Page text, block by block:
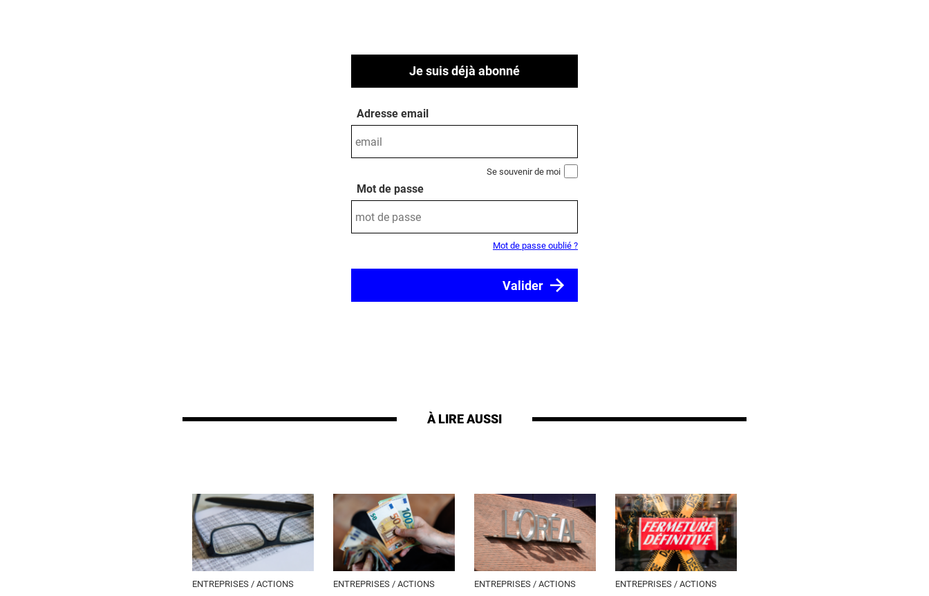
Je suis déjà abonné
Adresse email
Se souvenir de moi
Mot de passe
Mot de passe oublié ?
À LIRE AUSSI
ENTREPRISES / ACTIONS ENTREPRISES / ACTIONS ENTREPRISES / ACTIONS ENTREPRISES / ACTIONS